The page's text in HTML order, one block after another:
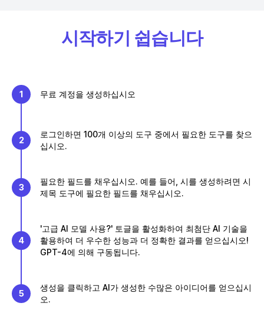
시작하기 쉽습니다
1 무료 계정을 생성하십시오
2
로그인하면 100개 이상의 도구 중에서 필요한 도구를 찾으
십시오.
3
필요한 필드를 채우십시오. 예를 들어, 시를 생성하려면 시
제목 도구에 필요한 필드를 채우십시오.
4
'고급 AI 모델 사용?' 토글을 활성화하여 최첨단 AI 기술을
활용하여 더 우수한 성능과 더 정확한 결과를 얻으십시오!
GPT-4에 의해 구동됩니다.
5
생성을 클릭하고 AI가 생성한 수많은 아이디어를 얻으십시
오.